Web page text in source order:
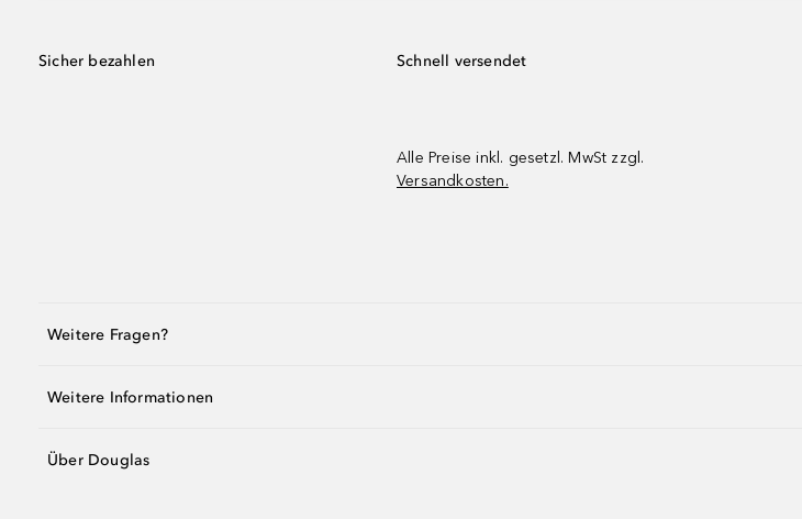
Sicher bezahlen Schnell versendet
Alle Preise inkl. gesetzl. MwSt zzgl.
Versandkosten.
Weitere Fragen?
Weitere Informationen
Über Douglas